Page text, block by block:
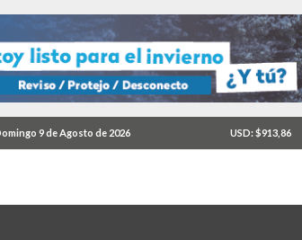
9 de Agosto de 2026 USD: $913,86